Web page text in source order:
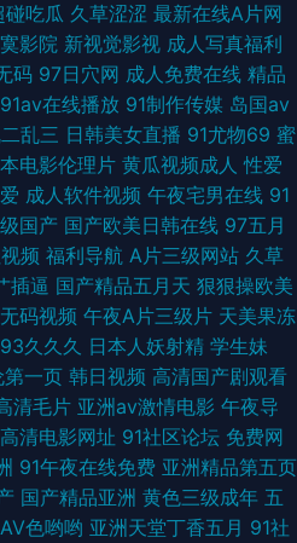
姬福利导航 东京热伊人加勒比伊人 国产
品99久久清纯 欧美AA在线观看 人妻社
精品五 亚洲精品女人久久 成人深夜福利
品午夜福利一区 97超碰自拍 日韩色色网
婷婷一区 97视频 欧美瑟瑟三区 91官方网
品影院 91在线丝袜视频 美女白絲18禁
韩无码成人 91综合视频导航 男人天堂狠
啪啪剧场 92自啪 免费阿v 91大香蕉伊人
柠檬福利导航 青青狠狠人人91 91九色
碰吃瓜 久草涩涩 最新在线A片网
影院 新视觉影视 成人写真福利
码 97日穴网 成人免费在线 精品
91av在线播放 91制作传媒 岛国av
乱三 日韩美女直播 91尤物69 蜜
电影伦理片 黄瓜视频成人 性爱
成人软件视频 午夜宅男在线 91
国产 国产欧美日韩在线 97五月
频 福利导航 A片三级网站 久草
插逼 国产精品五月天 狠狠操欧美
码视频 午夜A片三级片 天美果冻
久久久 日本人妖射精 学生妹
第一页 韩日视频 高清国产剧观看
清毛片 亚洲av激情电影 午夜导
清电影网址 91社区论坛 免费网
91午夜在线免费 亚洲精品第五页
国产精品亚洲 黄色三级成年 五
AV色哟哟 亚洲天堂丁香五月 91社